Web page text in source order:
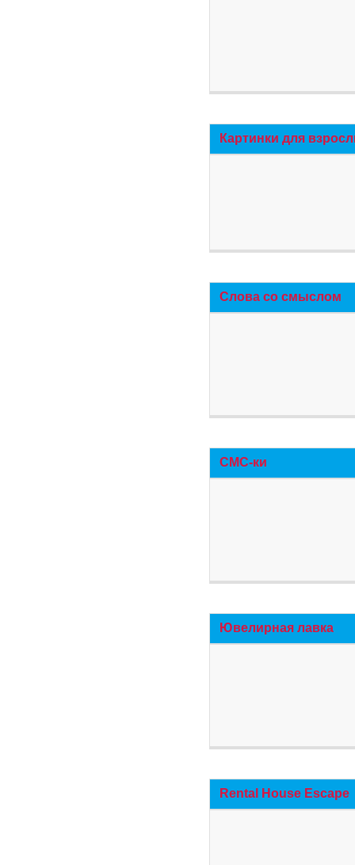
Картинки для
Слова со смыслом
СМС-ки
Ювелирная лавка
Rental House Escape